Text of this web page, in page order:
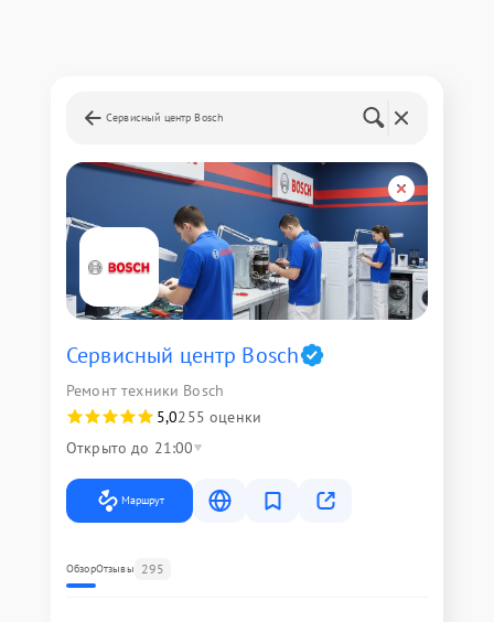
Сервисный центр Bosch
Сервисный центр Bosch
Ремонт техники Bosch
5,0255 оценки
Открыто до 21:00
Маршрут
ОбзорОтзывы 295